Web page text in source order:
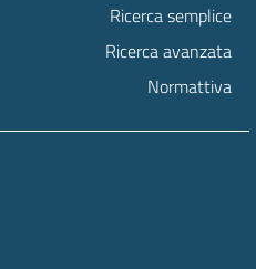
Ricerca semplice
Ricerca avanzata
Normattiva